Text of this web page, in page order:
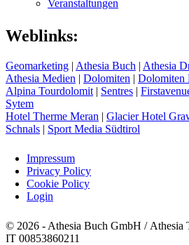
Veranstaltungen
Weblinks:
Geomarketing | Athesia Buch | Athesia
Athesia Medien | Dolomiten | Dolomiten
Alpina Tourdolomit | Sentres |
Sytem
Hotel Therme Meran | Glacier Hotel
Schnals | Sport Media Südtirol
Impressum
Privacy Policy
Cookie Policy
Login
© 2026 - Athesia Buch GmbH / Athesia
IT 00853860211